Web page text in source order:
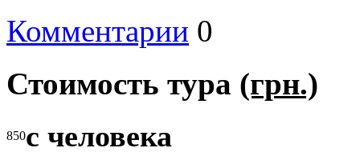
Комментарии 0
Стоимость тура (грн.)
850с человека